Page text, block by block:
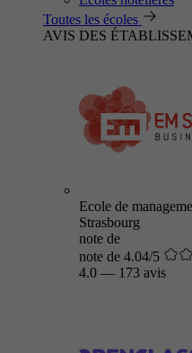
Toutes les écoles
AVIS DES
Ecole de
Strasbourg
note de
note de 4.04/5
4.0 — 173 avis